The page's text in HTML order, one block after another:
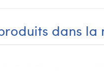
dans la